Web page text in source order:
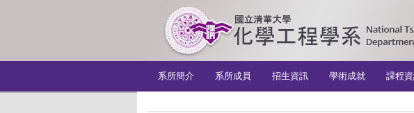
系所簡介
系所成員 招生資訊 學術成就 課程